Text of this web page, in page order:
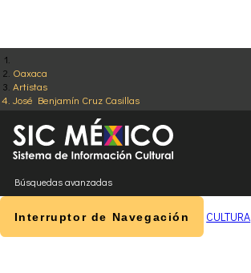
Oaxaca
Artistas
José Benjamín Cruz Casillas
Búsquedas avanzadas
Interruptor de Navegación CULTURA